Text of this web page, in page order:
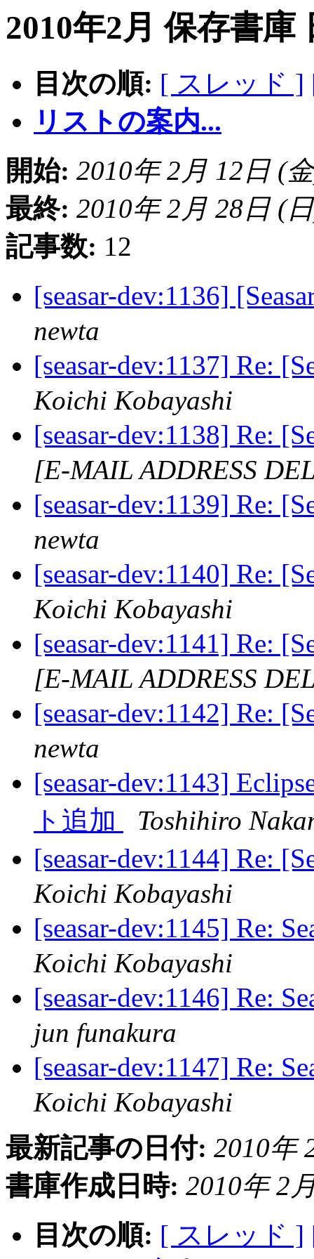
2010年2月 保存書庫
目次の順: [ スレッド ]
リストの案内...
開始: 2010年 2月 12日 (
最終: 2010年 2月 28日 (
記事数: 12
[seasar-dev:1136]
newta
[seasar-dev:1137] Re:
Koichi Kobayashi
[seasar-dev:1138] Re:
[E-MAIL ADDRESS
[seasar-dev:1139] Re:
newta
[seasar-dev:1140] Re:
Koichi Kobayashi
[seasar-dev:1141] Re:
[E-MAIL ADDRESS
[seasar-dev:1142] Re:
newta
[seasar-dev:1143]
ト追加
Toshihiro
[seasar-dev:1144] Re:
Koichi Kobayashi
[seasar-dev:1145] Re:
Koichi Kobayashi
[seasar-dev:1146] Re:
jun funakura
[seasar-dev:1147] Re:
Koichi Kobayashi
最新記事の日付: 2010年
書庫作成日時: 2010年 2
目次の順: [ スレッド ]